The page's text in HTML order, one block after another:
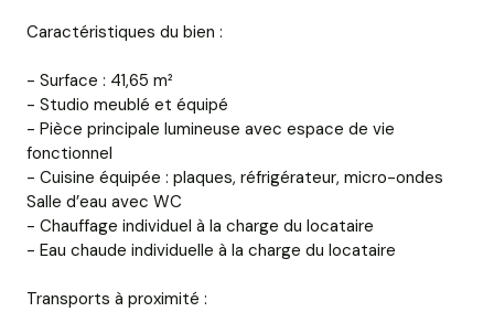
Caractéristiques du bien :
- Surface : 41,65 m²
- Studio meublé et équipé
- Pièce principale lumineuse avec espace de vie
fonctionnel
- Cuisine équipée : plaques, réfrigérateur, micro-ondes
Salle d’eau avec WC
- Chauffage individuel à la charge du locataire
- Eau chaude individuelle à la charge du locataire
Transports à proximité :